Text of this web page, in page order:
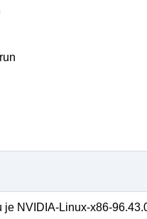
NVIDIA-Linux-x86-